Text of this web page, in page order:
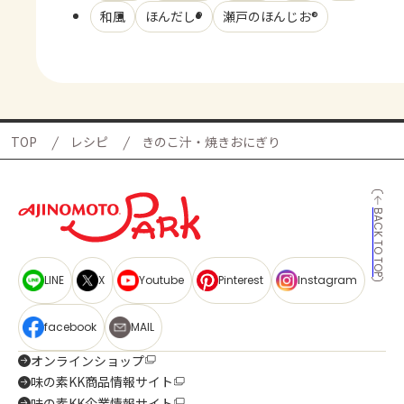
和風 ほんだし® 瀬戸のほんじお®
TOP レシピ きのこ汁・焼きおにぎり
BACK TO TOP
LINE X Youtube Pinterest Instagram
facebook MAIL
オンラインショップ
味の素KK商品情報サイト